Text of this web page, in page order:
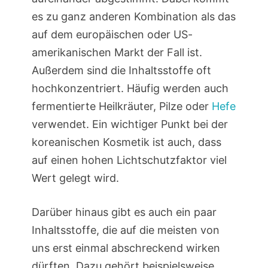
es zu ganz anderen Kombination als das
auf dem europäischen oder US-
amerikanischen Markt der Fall ist.
Außerdem sind die Inhaltsstoffe oft
hochkonzentriert. Häufig werden auch
fermentierte Heilkräuter, Pilze oder Hefe
verwendet. Ein wichtiger Punkt bei der
koreanischen Kosmetik ist auch, dass
auf einen hohen Lichtschutzfaktor viel
Wert gelegt wird.
Darüber hinaus gibt es auch ein paar
Inhaltsstoffe, die auf die meisten von
uns erst einmal abschreckend wirken